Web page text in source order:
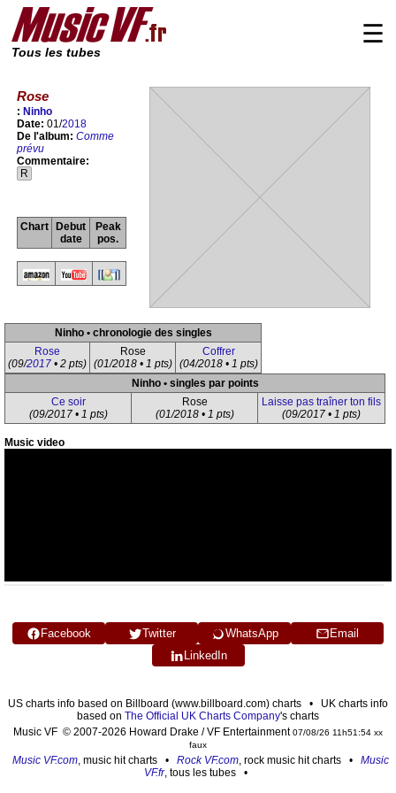
Tous les tubes
☰
Rose
: Ninho
Date: 01/2018
De l'album: Comme
prévu
Commentaire:
R
Chart
Debut
date
Peak
pos.
Ninho • chronologie des singles
Rose
(09/2017 • 2 pts)
Rose
(01/2018 • 1 pts)
Coffrer
(04/2018 • 1 pts)
Ninho • singles par points
Ce soir
(09/2017 • 1 pts)
Rose
(01/2018 • 1 pts)
Laisse pas traîner ton fils
(09/2017 • 1 pts)
Music video
Facebook Twitter WhatsApp
Email
LinkedIn
US charts info based on Billboard (www.billboard.com) charts • UK charts info
based on The Official UK Charts Company's charts
Music VF © 2007-2026 Howard Drake / VF Entertainment07/08/26 11h51:54 xx
faux
Music VF.com, music hit charts • Rock VF.com, rock music hit charts • Music
VF.fr, tous les tubes •